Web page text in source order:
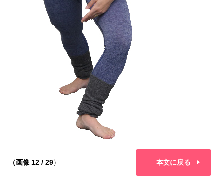
（画像 12 / 29） 本文に戻る